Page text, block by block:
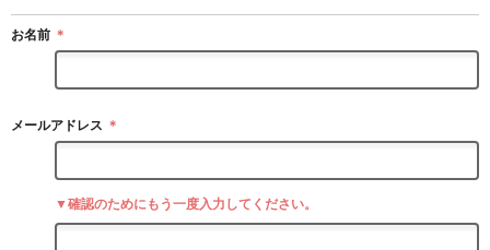
お名前 ＊
メールアドレス ＊
▼確認のためにもう一度入力してください。